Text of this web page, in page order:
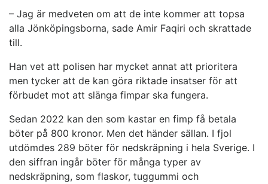
– Jag är medveten om att de inte kommer att topsa
alla Jönköpingsborna, sade Amir Faqiri och skrattade
till.
Han vet att polisen har mycket annat att prioritera
men tycker att de kan göra riktade insatser för att
förbudet mot att slänga fimpar ska fungera.
Sedan 2022 kan den som kastar en fimp få betala
böter på 800 kronor. Men det händer sällan. I fjol
utdömdes 289 böter för nedskräpning i hela Sverige. I
den siffran ingår böter för många typer av
nedskräpning, som flaskor, tuggummi och